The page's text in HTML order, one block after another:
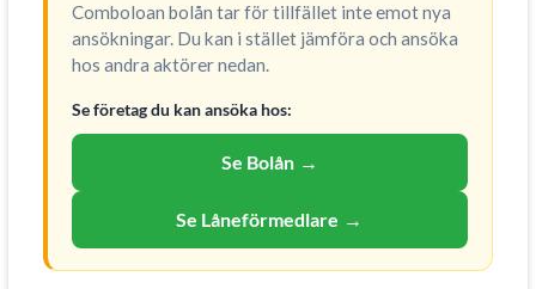
Comboloan bolån tar för tillfället inte emot nya
ansökningar. Du kan i stället jämföra och ansöka
hos andra aktörer nedan.
Se företag du kan ansöka hos:
Se Bolån →
Se Låneförmedlare →